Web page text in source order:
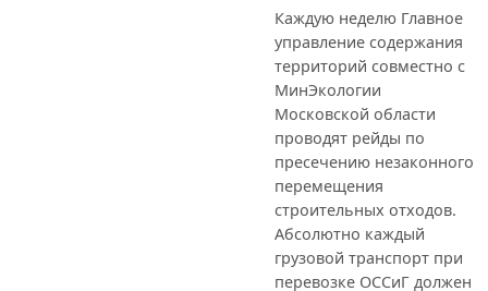
Каждую неделю Главное
управление содержания
территорий совместно с
МинЭкологии
Московской области
проводят рейды по
пресечению незаконного
перемещения
строительных отходов.
Абсолютно каждый
грузовой транспорт при
перевозке ОССиГ должен